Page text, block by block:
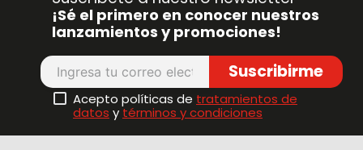
¡Sé el primero en conocer nuestros
lanzamientos y promociones!
Suscribirme
Acepto políticas de tratamientos de
datos y términos y condiciones